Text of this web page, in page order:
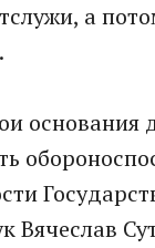
а
основания
Вячеслав